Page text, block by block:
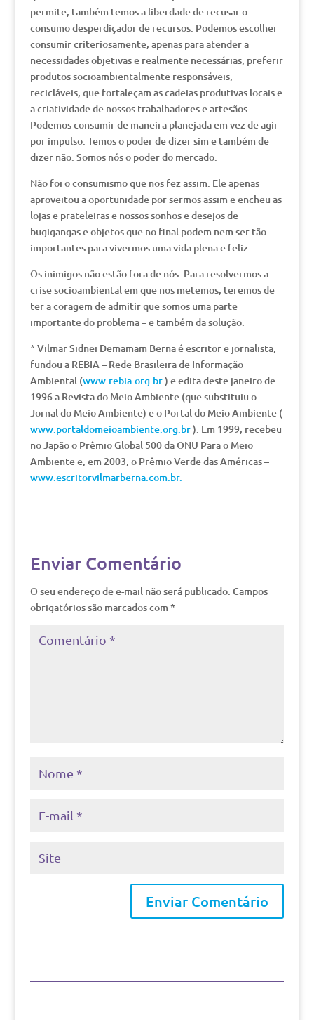
permite, também temos a liberdade de recusar o
consumo desperdiçador de recursos. Podemos escolher
consumir criteriosamente, apenas para atender a
necessidades objetivas e realmente necessárias, preferir
produtos socioambientalmente responsáveis,
recicláveis, que fortaleçam as cadeias produtivas locais e
a criatividade de nossos trabalhadores e artesãos.
Podemos consumir de maneira planejada em vez de agir
por impulso. Temos o poder de dizer sim e também de
dizer não. Somos nós o poder do mercado.
Não foi o consumismo que nos fez assim. Ele apenas
aproveitou a oportunidade por sermos assim e encheu as
lojas e prateleiras e nossos sonhos e desejos de
bugigangas e objetos que no final podem nem ser tão
importantes para vivermos uma vida plena e feliz.
Os inimigos não estão fora de nós. Para resolvermos a
crise socioambiental em que nos metemos, teremos de
ter a coragem de admitir que somos uma parte
importante do problema – e também da solução.
* Vilmar Sidnei Demamam Berna é escritor e jornalista,
fundou a REBIA – Rede Brasileira de Informação
Ambiental (www.rebia.org.br) e edita deste janeiro de
1996 a Revista do Meio Ambiente (que substituiu o
Jornal do Meio Ambiente) e o Portal do Meio Ambiente (
www.portaldomeioambiente.org.br). Em 1999, recebeu
no Japão o Prêmio Global 500 da ONU Para o Meio
Ambiente e, em 2003, o Prêmio Verde das Américas –
www.escritorvilmarberna.com.br.
Enviar Comentário
O seu endereço de e-mail não será publicado. Campos
obrigatórios são marcados com *